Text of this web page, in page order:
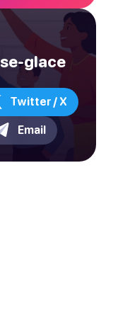
glace
Twitter / X
Email